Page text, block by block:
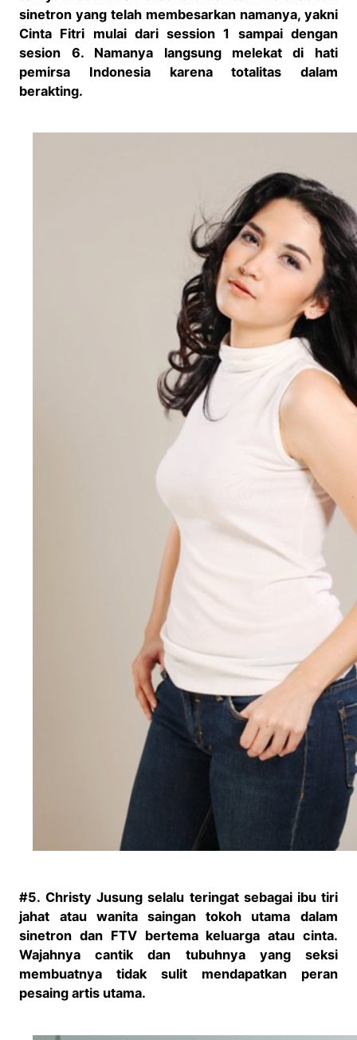
sinetron yang telah membesarkan namanya, yakni
Cinta Fitri mulai dari session 1 sampai dengan
sesion 6. Namanya langsung melekat di hati
pemirsa Indonesia karena totalitas dalam
berakting.
#5.Christy Jusung selalu teringat sebagai ibu tiri
jahat atau wanita saingan tokoh utama dalam
sinetron dan FTV bertema keluarga atau cinta.
Wajahnya cantik dan tubuhnya yang seksi
membuatnya tidak sulit mendapatkan peran
pesaing artis utama.